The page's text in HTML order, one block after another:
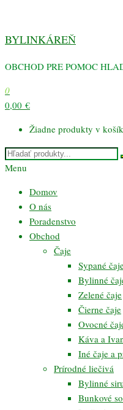
obsah
BYLINKÁREŇ
OBCHOD PRE POMOC
0
0,00 €
Žiadne produkty v
Menu
Domov
O nás
Poradenstvo
Obchod
Čaje
Sypané
Bylinné
Zelené čaje
Čierne čaje
Ovocné
Káva a
Iné čaje a
Prírodné liečivá
Bylinné
Bunkové